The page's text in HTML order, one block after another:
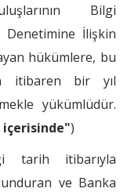
Bilgi
Denetimine İlişkin
hükümlere, bu
itibaren bir yıl
yükümlüdür.
içerisinde")
tarih itibarıyla
ve Banka